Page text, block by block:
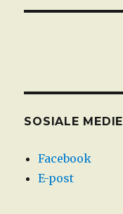
SOSIALE
Facebook
E-post